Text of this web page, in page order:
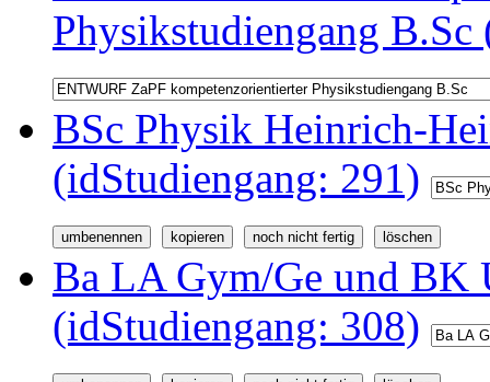
Physikstudiengang
BSc Physik Heinrich-
(idStudiengang: 291)
Ba LA Gym/Ge und BK
(idStudiengang: 308)